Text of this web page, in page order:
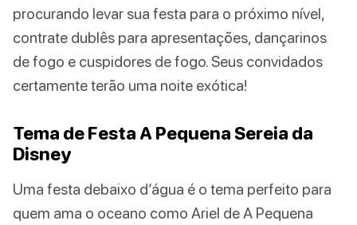
procurando levar sua festa para o próximo nível,
contrate dublês para apresentações, dançarinos
de fogo e cuspidores de fogo. Seus convidados
certamente terão uma noite exótica!
Tema de Festa A Pequena Sereia da
Disney
Uma festa debaixo d’água é o tema perfeito para
quem ama o oceano como Ariel de A Pequena